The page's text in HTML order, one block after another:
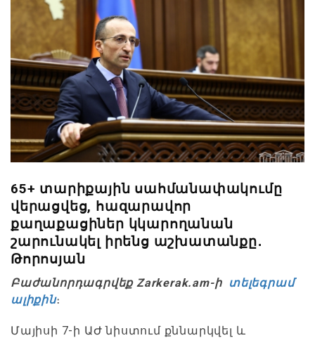
65+ տարիքային սահմանափակումը
վերացվեց, հազարավոր
քաղաքացիներ կկարողանան
շարունակել իրենց աշխատանքը․
Թորոսյան
Բաժանորդագրվեք Zarkerak.am-ի տելեգրամ
ալիքին։
Մայիսի 7-ի ԱԺ նիստում քննարկվել և